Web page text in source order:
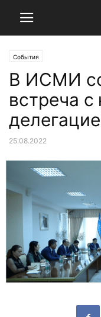
События
В ИСМИ
встреча
25.08.2022